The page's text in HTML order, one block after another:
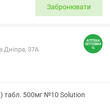
Забронювати
Дніпра, 37А
табл. 500мг №10 Solution